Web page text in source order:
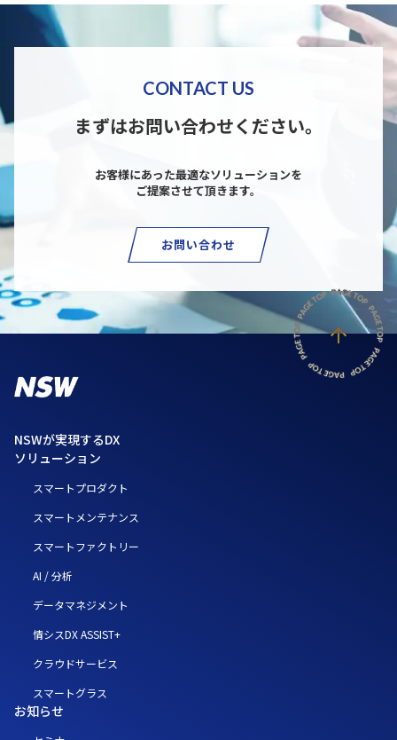
CONTACT US
まずはお問い合わせください。
お客様にあった最適なソリューションを
ご提案させて頂きます。
お問い合わせ
NSWが実現するDX
ソリューション
スマートプロダクト
スマートメンテナンス
スマートファクトリー
AI / 分析
データマネジメント
情シスDX ASSIST+
クラウドサービス
スマートグラス
お知らせ